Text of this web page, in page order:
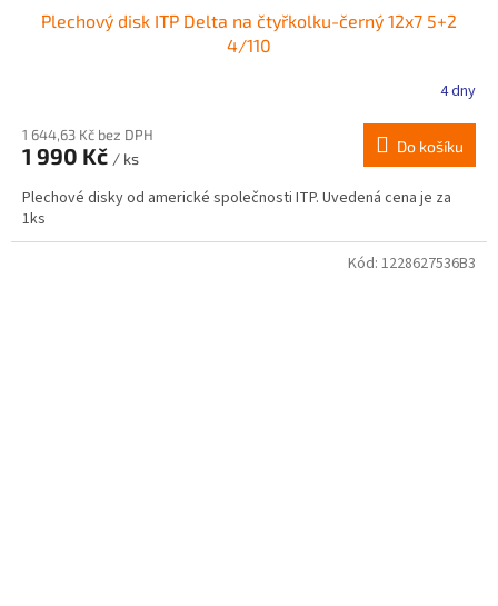
Plechový disk ITP Delta na čtyřkolku-černý 12x7 5+2
4/110
4 dny
1 644,63 Kč bez DPH
1 990 Kč / ks
Do košíku
Plechové disky od americké společnosti ITP. Uvedená cena je za
1ks
Kód: 1228627536B3